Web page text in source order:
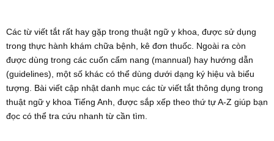
Các từ viết tắt rất hay gặp trong thuật ngữ y khoa, được sử dụng
trong thực hành khám chữa bệnh, kê đơn thuốc. Ngoài ra còn
được dùng trong các cuốn cẩm nang (mannual) hay hướng dẫn
(guidelines), một số khác có thể dùng dưới dạng ký hiệu và biểu
tượng. Bài viết cập nhật danh mục các từ viết tắt thông dụng trong
thuật ngữ y khoa Tiếng Anh, được sắp xếp theo thứ tự A-Z giúp bạn
đọc có thể tra cứu nhanh từ cần tìm.